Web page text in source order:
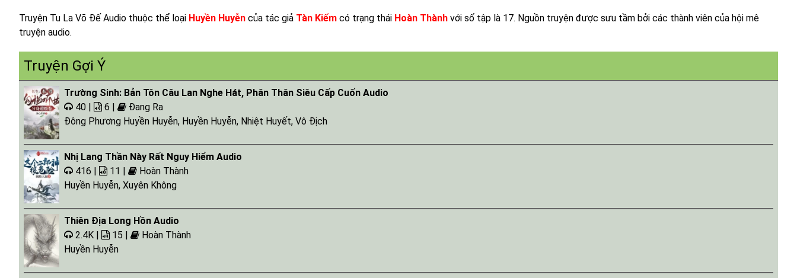
Tap 017
Truyện Tu La Võ Đế Audio thuộc thể loại Huyền Huyễn của tác giả Tàn Kiếm có trạng thái Hoàn Thành với số tập là 17. Nguồn truyện được sưu tầm bởi các thành viên của hội mê
truyện audio.
Truyện Gợi Ý
Trường Sinh: Bản Tôn Câu Lan Nghe Hát, Phân Thân Siêu Cấp Cuốn Audio
40 |
6 |
Đang Ra
Đông Phương Huyền Huyễn, Huyền Huyễn, Nhiệt Huyết, Vô Địch
Nhị Lang Thần Này Rất Nguy Hiểm Audio
416 |
11 |
Hoàn Thành
Huyền Huyễn, Xuyên Không
Thiên Địa Long Hồn Audio
2.4K |
15 |
Hoàn Thành
Huyền Huyễn